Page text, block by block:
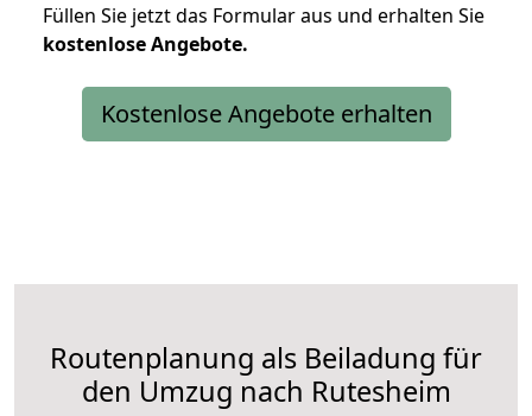
Füllen Sie jetzt das Formular aus und erhalten Sie
kostenloseAngebote.
Kostenlose Angebote erhalten
Routenplanung als Beiladung für
den Umzug nach Rutesheim